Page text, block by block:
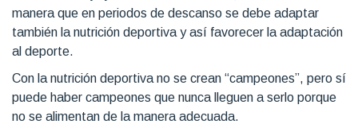
manera que en periodos de descanso se debe adaptar
también la nutrición deportiva y así favorecer la adaptación
al deporte.
Con la nutrición deportiva no se crean “campeones”, pero sí
puede haber campeones que nunca lleguen a serlo porque
no se alimentan de la manera adecuada.